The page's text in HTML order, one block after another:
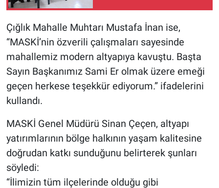
Çığlık Mahalle Muhtarı Mustafa İnan ise,
“MASKİ’nin özverili çalışmaları sayesinde
mahallemiz modern altyapıya kavuştu. Başta
Sayın Başkanımız Sami Er olmak üzere emeği
geçen herkese teşekkür ediyorum.” ifadelerini
kullandı.
MASKİ Genel Müdürü Sinan Çeçen, altyapı
yatırımlarının bölge halkının yaşam kalitesine
doğrudan katkı sunduğunu belirterek şunları
söyledi:
“İlimizin tüm ilçelerinde olduğu gibi